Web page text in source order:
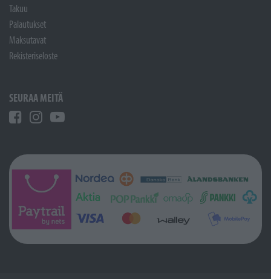
Takuu
Palautukset
Maksutavat
Rekisteriseloste
SEURAA MEITÄ